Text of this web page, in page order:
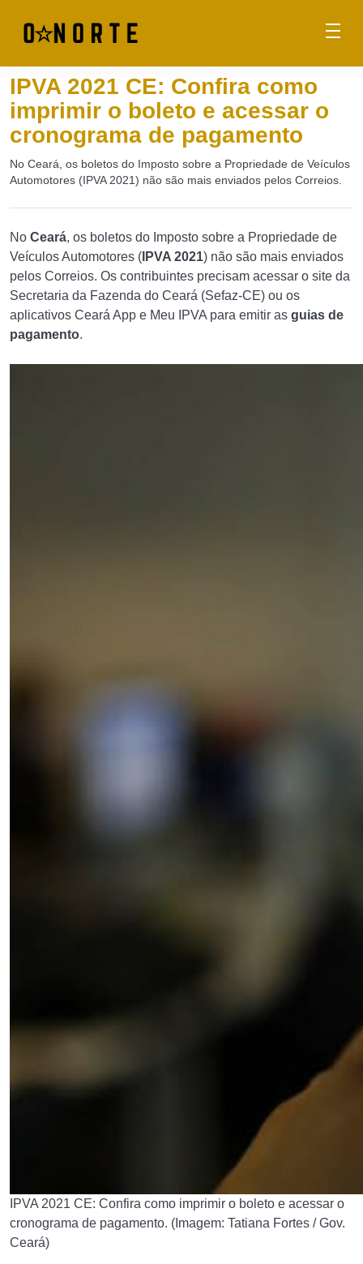
IPVA 2021 CE: Confira como
imprimir o boleto e acessar o
cronograma de pagamento
No Ceará, os boletos do Imposto sobre a Propriedade de Veículos
Automotores (IPVA 2021) não são mais enviados pelos Correios.
No Ceará, os boletos do Imposto sobre a Propriedade de
Veículos Automotores ( IPVA 2021) não são mais enviados
pelos Correios. Os contribuintes precisam acessar o site da
Secretaria da Fazenda do Ceará (Sefaz-CE) ou os
aplicativos Ceará App e Meu IPVA para emitir as guias de
pagamento.
IPVA 2021 CE: Confira como imprimir o boleto e acessar o
cronograma de pagamento. (Imagem: Tatiana Fortes / Gov.
Ceará)